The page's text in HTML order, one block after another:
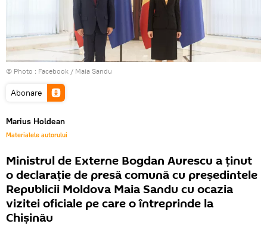
© Photo : Facebook / Maia Sandu
Abonare
Marius Holdean
Materialele autorului
Ministrul de Externe Bogdan Aurescu a ținut
o declarație de presă comună cu președintele
Republicii Moldova Maia Sandu cu ocazia
vizitei oficiale pe care o întreprinde la
Chișinău